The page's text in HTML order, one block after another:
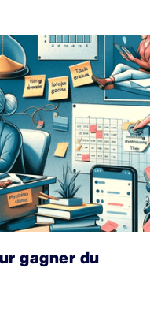
gagner du